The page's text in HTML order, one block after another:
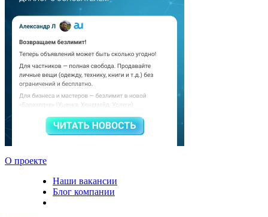
О проекте
Наши вакансии
Блог компании